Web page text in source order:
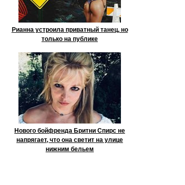
Рианна устроила приватный танец, но
только на публике
Нового бойфренда Бритни Спирс не
напрягает, что она светит на улице
нижним бельем